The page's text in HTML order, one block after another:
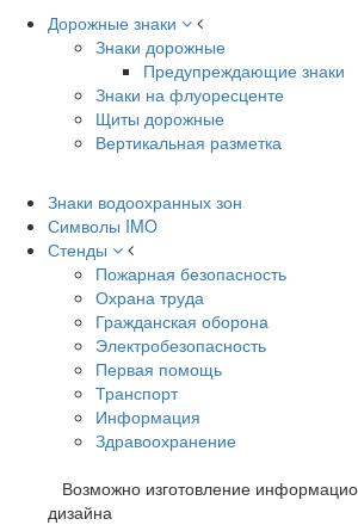
Дорожные знаки
Знаки дорожные
Предупреждающие знаки
Знаки на флуоресценте
Щиты дорожные
Вертикальная разметка
Знаки водоохранных зон
Символы IMO
Стенды
Пожарная безопасность
Охрана труда
Гражданская оборона
Электробезопасность
Первая помощь
Транспорт
Информация
Здравоохранение
Возможно изготовление
дизайна